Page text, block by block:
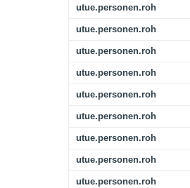
utue.personen.roh
utue.personen.roh
utue.personen.roh
utue.personen.roh
utue.personen.roh
utue.personen.roh
utue.personen.roh
utue.personen.roh
utue.personen.roh